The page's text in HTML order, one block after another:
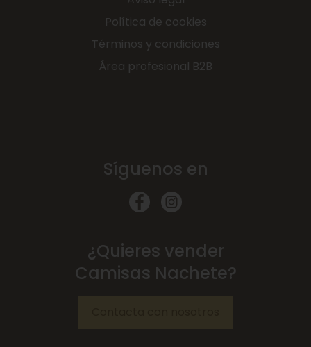
Política de cookies
Términos y condiciones
Área profesional B2B
Síguenos en
¿Quieres vender
Camisas Nachete?